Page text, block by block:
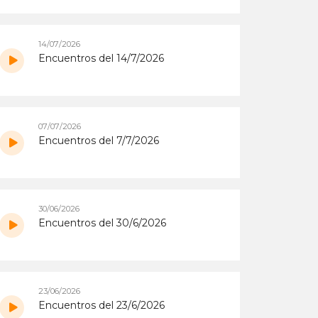
14/07/2026
Encuentros del 14/7/2026
07/07/2026
Encuentros del 7/7/2026
30/06/2026
Encuentros del 30/6/2026
23/06/2026
Encuentros del 23/6/2026